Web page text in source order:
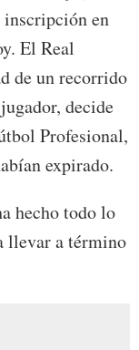
inscripción en
El Real
de un recorrido
decide
Profesional,
expirado.
hecho todo lo
llevar a término